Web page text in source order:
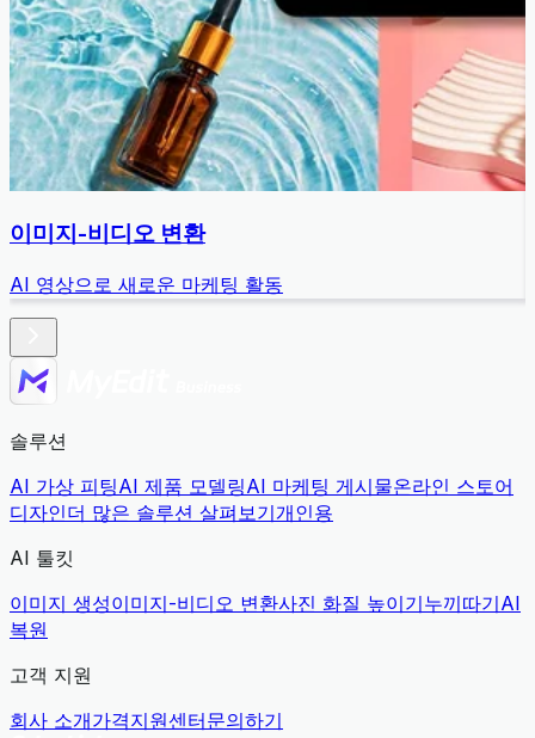
이미지-비디오 변환
AI 영상으로 새로운 마케팅 활동
솔루션
AI 가상 피팅AI 제품 모델링AI 마케팅 게시물온라인 스토어
디자인더 많은 솔루션 살펴보기개인용
AI 툴킷
이미지 생성이미지-비디오 변환사진 화질 높이기누끼따기AI
복원
고객 지원
회사 소개가격지원센터문의하기